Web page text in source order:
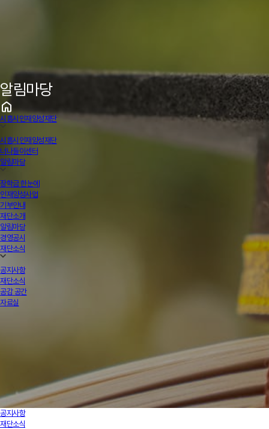
알림마당
시흥시인재양성재단
시흥시인재양성재단
너나들이센터
알림마당
장학금 한눈에
인재양성사업
기부안내
재단소개
알림마당
경영공시
재단소식
공지사항
재단소식
공감 공간
자료실
공지사항
재단소식